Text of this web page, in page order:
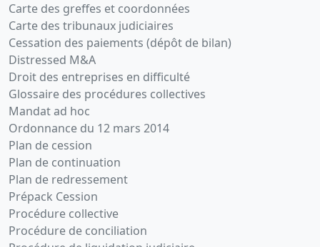
Carte des greffes et coordonnées
Carte des tribunaux judiciaires
Cessation des paiements (dépôt de bilan)
Distressed M&A
Droit des entreprises en difficulté
Glossaire des procédures collectives
Mandat ad hoc
Ordonnance du 12 mars 2014
Plan de cession
Plan de continuation
Plan de redressement
Prépack Cession
Procédure collective
Procédure de conciliation